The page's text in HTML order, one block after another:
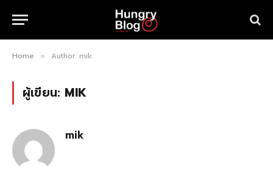
Home » Author: mik
ผู้เขียน: MIK
mik